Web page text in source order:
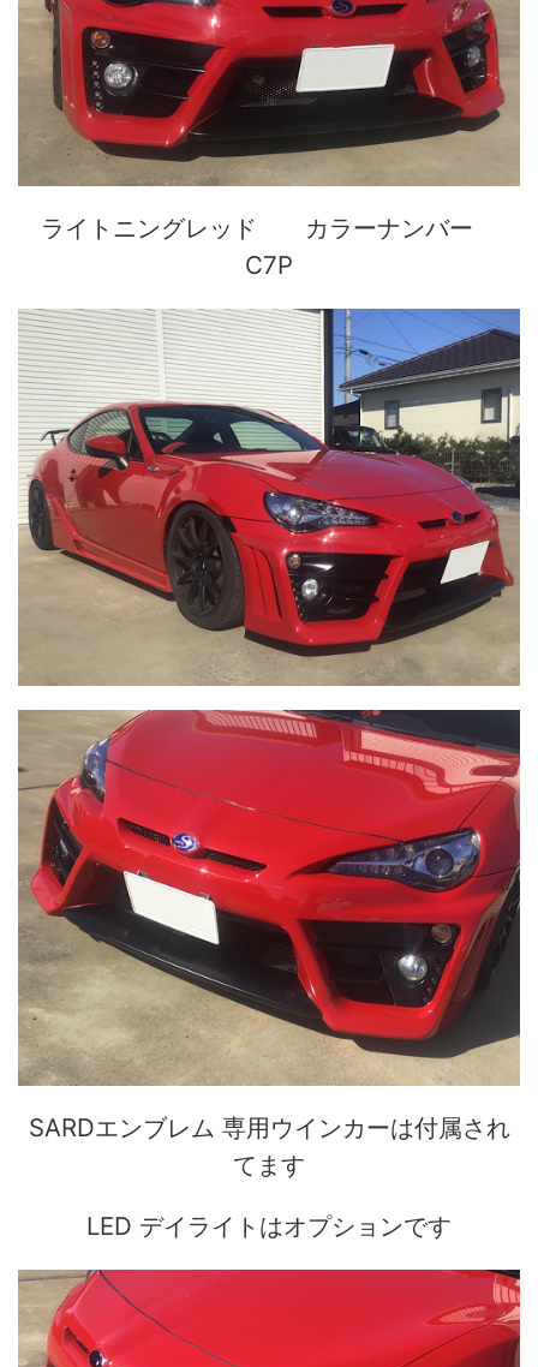
ライトニングレッド カラーナンバー
C7P
SARDエンブレム 専用ウインカーは付属され
てます
LED デイライトはオプションです